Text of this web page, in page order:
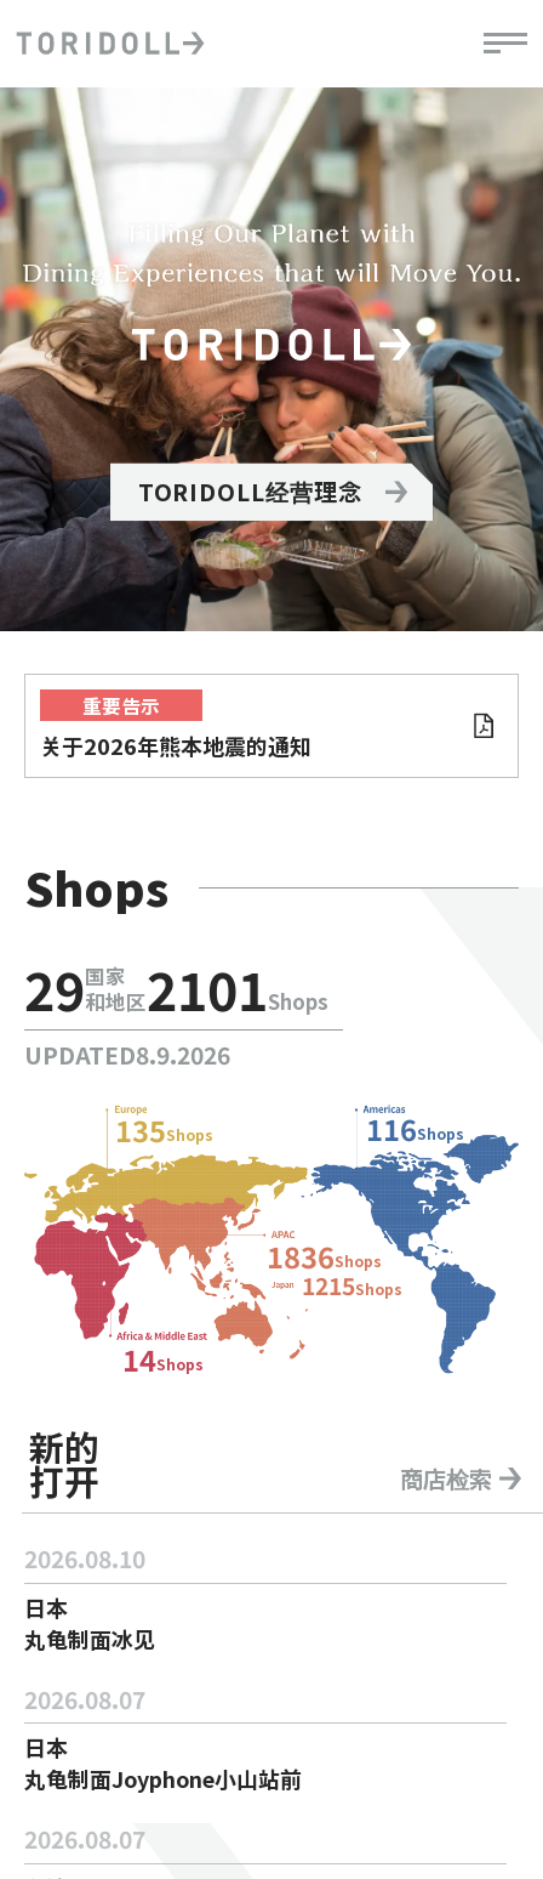
TORIDOLL经营理念
重要告示
关于2026年熊本地震的通知
Shops
29国家
和地区2101Shops
UPDATED8.9.2026
135Shops 116Shops
1836Shops
1215Shops
14Shops
新的
打开 商店检索
2026.08.10
日本
丸龟制面冰见
2026.08.07
日本
丸龟制面Joyphone小山站前
2026.08.07